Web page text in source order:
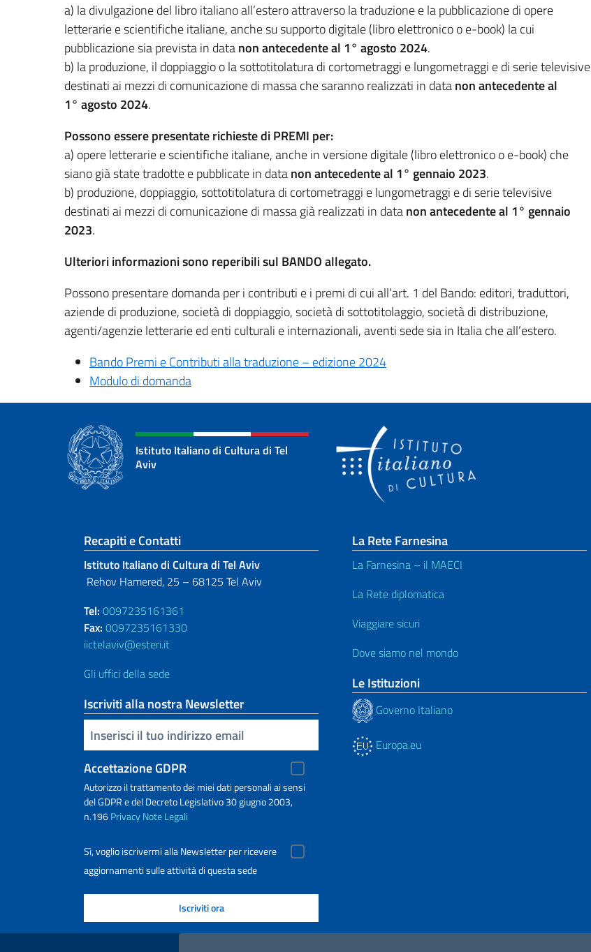
a) la divulgazione del libro italiano all’estero attraverso la traduzione e la pubblicazione di opere
letterarie e scientifiche italiane, anche su supporto digitale (libro elettronico o e-book) la cui
pubblicazione sia prevista in datanon antecedente al 1° agosto 2024.
b) la produzione, il doppiaggio o la sottotitolatura di cortometraggi e lungometraggi e di serie televisive
destinati ai mezzi di comunicazione di massa che saranno realizzati in datanon antecedente al
1° agosto 2024.
Possono essere presentate richieste di PREMI per:
a) opere letterarie e scientifiche italiane, anche in versione digitale (libro elettronico o e-book) che
siano già state tradotte e pubblicate in datanon antecedente al 1° gennaio 2023.
b) produzione, doppiaggio, sottotitolatura di cortometraggi e lungometraggi e di serie televisive
destinati ai mezzi di comunicazione di massa già realizzati in datanon antecedente al 1° gennaio
2023.
Ulteriori informazioni sono reperibili sul BANDO allegato.
Possono presentare domanda per i contributi e i premi di cui all’art. 1 del Bando: editori, traduttori,
aziende di produzione, società di doppiaggio, società di sottotitolaggio, società di distribuzione,
agenti/agenzie letterarie ed enti culturali e internazionali, aventi sede sia in Italia che all’estero.
Bando Premi e Contributi alla traduzione – edizione 2024
Modulo di domanda
Istituto Italiano di Cultura di Tel
Aviv
Sezione footer
Recapiti e Contatti
Istituto Italiano di Cultura di Tel Aviv
Rehov Hamered, 25 – 68125 Tel Aviv
Tel: 0097235161361
Fax: 0097235161330
iictelaviv@esteri.it
Gli uffici della sede
Iscriviti alla nostra Newsletter
Inserisci la tua email
Accettazione GDPR
Autorizzo il trattamento dei miei dati personali ai sensi
del GDPR e del Decreto Legislativo 30 giugno 2003,
n.196PrivacyNote Legali
Sì, voglio iscrivermi alla Newsletter per ricevere
aggiornamenti sulle attività di questa sede
La Rete Farnesina
La Farnesina – il MAECI
La Rete diplomatica
Viaggiare sicuri
Dove siamo nel mondo
Le Istituzioni
Governo Italiano
Europa.eu